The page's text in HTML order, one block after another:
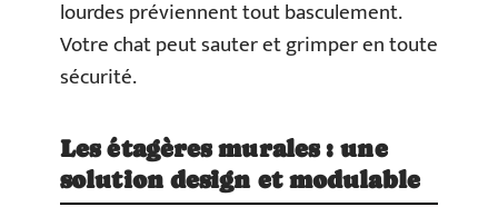
lourdes préviennent tout basculement.
Votre chat peut sauter et grimper en toute
sécurité.
Les étagères murales : une
solution design et modulable